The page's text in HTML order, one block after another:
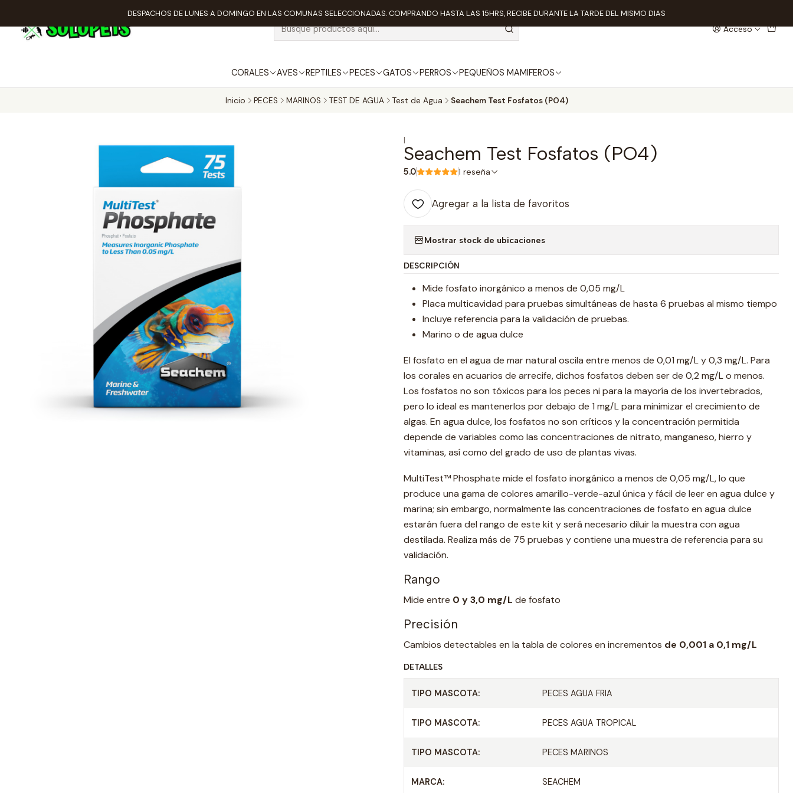
Acceso
CORALES AVES REPTILES PECES GATOS PERROS PEQUEÑOS MAMIFEROS
DESPACHOS DE LUNES A DOMINGO EN LAS COMUNAS SELECCIONADAS. COMPRANDO HASTA LAS 15HRS, RECIBE DURANTE LA TARDE DEL MISMO DIAS
Inicio PECES MARINOS TEST DE AGUA Test de Agua Seachem Test Fosfatos (PO4)
|
Seachem Test Fosfatos (PO4)
5.0 1 reseña
Agregar a la lista de favoritos
Mostrar stock de ubicaciones
DESCRIPCIÓN
Mide fosfato inorgánico a menos de 0,05 mg/L
Placa multicavidad para pruebas simultáneas de hasta 6 pruebas al mismo tiempo
Incluye referencia para la validación de pruebas.
Marino o de agua dulce
El fosfato en el agua de mar natural oscila entre menos de 0,01 mg/L y 0,3 mg/L. Para
los corales en acuarios de arrecife, dichos fosfatos deben ser de 0,2 mg/L o menos.
Los fosfatos no son tóxicos para los peces ni para la mayoría de los invertebrados,
pero lo ideal es mantenerlos por debajo de 1 mg/L para minimizar el crecimiento de
algas. En agua dulce, los fosfatos no son críticos y la concentración permitida
depende de variables como las concentraciones de nitrato, manganeso, hierro y
vitaminas, así como del grado de uso de plantas vivas.
MultiTest™ Phosphate mide el fosfato inorgánico a menos de 0,05 mg/L, lo que
produce una gama de colores amarillo-verde-azul única y fácil de leer en agua dulce y
marina; sin embargo, normalmente las concentraciones de fosfato en agua dulce
estarán fuera del rango de este kit y será necesario diluir la muestra con agua
destilada. Realiza más de 75 pruebas y contiene una muestra de referencia para su
validación.
Rango
Mide entre 0 y 3,0 mg/L de fosfato
Precisión
Cambios detectables en la tabla de colores en incrementos de 0,001 a 0,1 mg/L
DETALLES
TIPO MASCOTA: PECES AGUA FRIA
TIPO MASCOTA: PECES AGUA TROPICAL
TIPO MASCOTA: PECES MARINOS
MARCA: SEACHEM